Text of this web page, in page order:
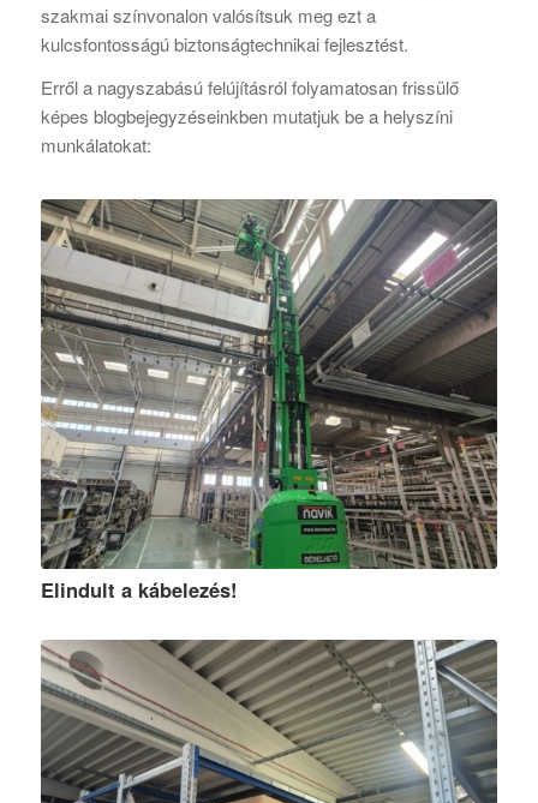
szakmai színvonalon valósítsuk meg ezt a
kulcsfontosságú biztonságtechnikai fejlesztést.
Erről a nagyszabású felújításról folyamatosan frissülő
képes blogbejegyzéseinkben mutatjuk be a helyszíni
munkálatokat:
Elindult a kábelezés!